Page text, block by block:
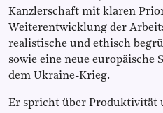
Kanzlerschaft mit klaren
Weiterentwicklung der
realistische und ethisch
sowie eine neue europäische
dem Ukraine-Krieg.
Er spricht über Produktivität